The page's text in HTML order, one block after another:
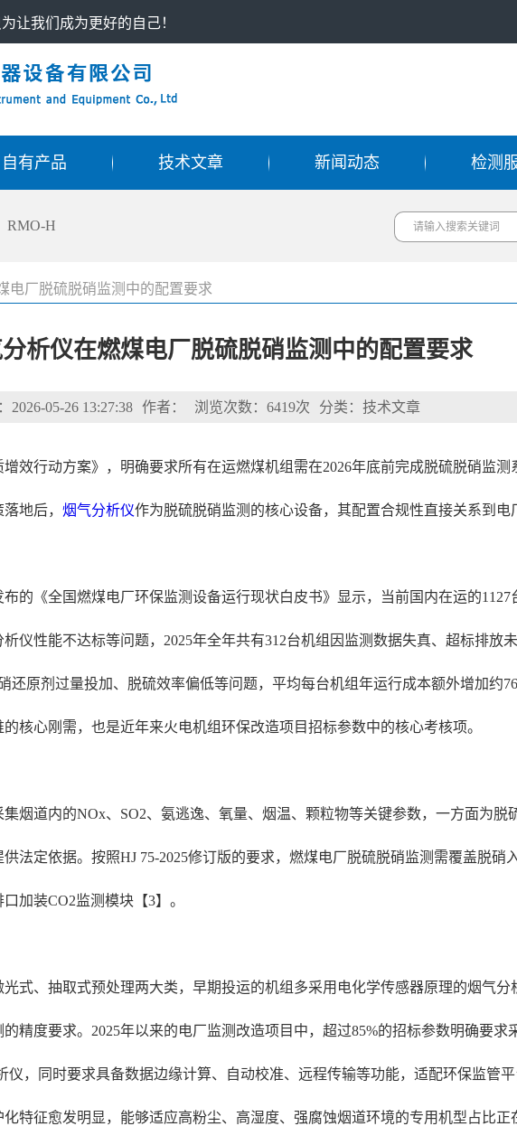
让我们成为更好的自己！
自有产品 技术文章 新闻动态 检测
RMO-H
电厂脱硫脱硝监测中的配置要求
析仪在燃煤电厂脱硫脱硝监测中的配置要求
2026-05-26 13:27:38 作者： 浏览次数：6419次 分类：技术文章
效行动方案》，明确要求所有在运燃煤机组需在2026年底前完成脱硫脱硝监
地后， 烟气分析仪作为脱硫脱硝监测的核心设备，其配置合规性直接关系到电
的《全国燃煤电厂环保监测设备运行现状白皮书》显示，当前国内在运的1127
仪性能不达标等问题，2025年全年共有312台机组因监测数据失真、超标排放
还原剂过量投加、脱硫效率偏低等问题，平均每台机组年运行成本额外增加约
核心刚需，也是近年来火电机组环保改造项目招标参数中的核心考核项。
烟道内的NOx、SO2、氨逃逸、氧量、烟温、颗粒物等关键参数，一方面为脱
法定依据。按照HJ 75-2025修订版的要求，燃煤电厂脱硫脱硝监测需覆盖脱硝
加装CO2监测模块【3】。
式、抽取式预处理两大类，早期投运的机组多采用电化学传感器原理的烟气分
精度要求。2025年以来的电厂监测改造项目中，超过85%的招标参数明确要
，同时要求具备数据边缘计算、自动校准、远程传输等功能，适配环保监管
特征愈发明显，能够适应高粉尘、高湿度、强腐蚀烟道环境的专用机型占比正